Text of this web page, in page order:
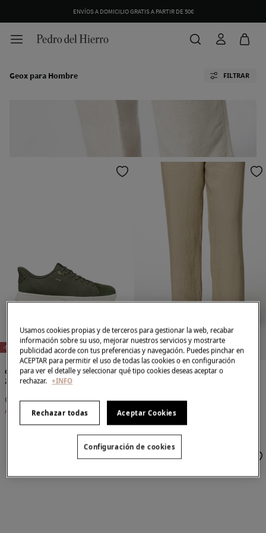
ENVÍOS A DOMICILIO GRATIS A PARTIR DE 50€
Geox para Hombre FILTRAR
-53% NEW
E
X
C
L
USI
V
O
O
N
LI
N
E
Geox
Zapatillas U Flextride Plus
46,95 € 99,90 €
Ahorras 52,95 €
U
E
Geox
43,99 € 89,90 €
Ahorras45,91 €
Usamos cookies propias y de terceros para gestionar la web, recabar
información sobre su uso, mejorar nuestros servicios y mostrarte
publicidad acorde con tus preferencias y navegación. Puedes pinchar en
ACEPTAR para permitir el uso de todas las cookies o en configuración
para ver el detalle y seleccionar qué tipo cookies deseas aceptar o
rechazar. +INFO
Rechazar todas Aceptar Cookies
Configuración de cookies